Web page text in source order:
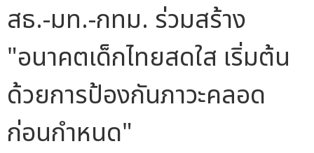
สธ.-มท.-กทม. ร่วมสร้าง
"อนาคตเด็กไทยสดใส เริ่มต้น
ด้วยการป้องกันภาวะคลอด
ก่อนกำหนด"